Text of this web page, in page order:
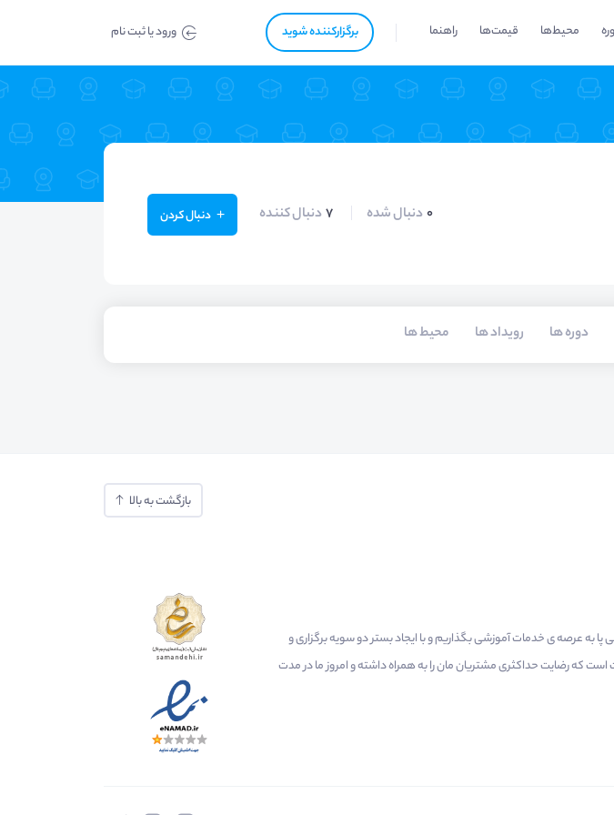
محیط‌ها قیمت‌ها راهنما برگزار‌‌کننده شوید ورود یا ثبت نام
0 دنبال شده 7 دنبال کننده دنبال کردن
دوره ها رویداد ها محیط ها
بازگشت به بالا
آموزشی پا به عرصه ی خدمات آموزشی بگذاریم و با ایجاد بستر دو سویه برگزاری و
که رضایت حداکثری مشتریان مان را به همراه داشته و امروز ما در مدت